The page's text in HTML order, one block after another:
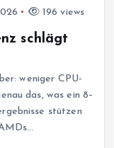
196 views
schlägt
weniger CPU-
das, was ein 8–
stützen